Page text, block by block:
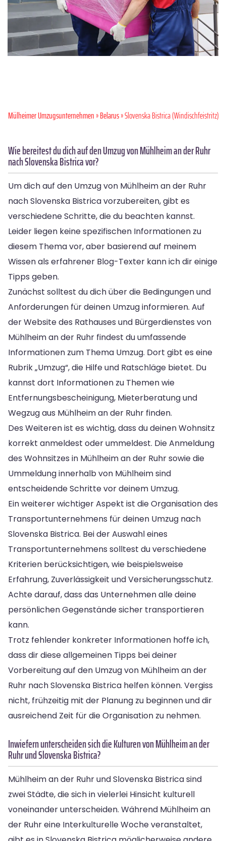
Mülheimer Umzugsunternehmen»Belarus» Slovenska Bistrica (Windischfeistritz)
Wie bereitest du dich auf den Umzug von Mühlheim an der Ruhr
nach Slovenska Bistrica vor?
Um dich auf den Umzug von Mühlheim an der Ruhr
nach Slovenska Bistrica vorzubereiten, gibt es
verschiedene Schritte, die du beachten kannst.
Leider liegen keine spezifischen Informationen zu
diesem Thema vor, aber basierend auf meinem
Wissen als erfahrener Blog-Texter kann ich dir einige
Tipps geben.
Zunächst solltest du dich über die Bedingungen und
Anforderungen für deinen Umzug informieren. Auf
der Website des Rathauses und Bürgerdienstes von
Mühlheim an der Ruhr findest du umfassende
Informationen zum Thema Umzug. Dort gibt es eine
Rubrik „Umzug“, die Hilfe und Ratschläge bietet. Du
kannst dort Informationen zu Themen wie
Entfernungsbescheinigung, Mieterberatung und
Wegzug aus Mühlheim an der Ruhr finden.
Des Weiteren ist es wichtig, dass du deinen Wohnsitz
korrekt anmeldest oder ummeldest. Die Anmeldung
des Wohnsitzes in Mühlheim an der Ruhr sowie die
Ummeldung innerhalb von Mühlheim sind
entscheidende Schritte vor deinem Umzug.
Ein weiterer wichtiger Aspekt ist die Organisation des
Transportunternehmens für deinen Umzug nach
Slovenska Bistrica. Bei der Auswahl eines
Transportunternehmens solltest du verschiedene
Kriterien berücksichtigen, wie beispielsweise
Erfahrung, Zuverlässigkeit und Versicherungsschutz.
Achte darauf, dass das Unternehmen alle deine
persönlichen Gegenstände sicher transportieren
kann.
Trotz fehlender konkreter Informationen hoffe ich,
dass dir diese allgemeinen Tipps bei deiner
Vorbereitung auf den Umzug von Mühlheim an der
Ruhr nach Slovenska Bistrica helfen können. Vergiss
nicht, frühzeitig mit der Planung zu beginnen und dir
ausreichend Zeit für die Organisation zu nehmen.
Inwiefern unterscheiden sich die Kulturen von Mühlheim an der
Ruhr und Slovenska Bistrica?
Mühlheim an der Ruhr und Slovenska Bistrica sind
zwei Städte, die sich in vielerlei Hinsicht kulturell
voneinander unterscheiden. Während Mühlheim an
der Ruhr eine Interkulturelle Woche veranstaltet,